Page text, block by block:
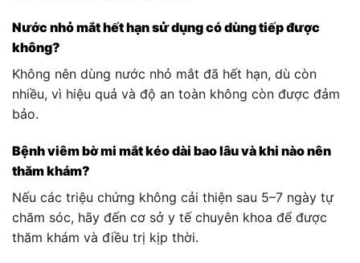
Nước nhỏ mắt hết hạn sử dụng có dùng tiếp được
không?
Không nên dùng nước nhỏ mắt đã hết hạn, dù còn
nhiều, vì hiệu quả và độ an toàn không còn được đảm
bảo.
Bệnh viêm bờ mi mắt kéo dài bao lâu và khi nào nên
thăm khám?
Nếu các triệu chứng không cải thiện sau 5–7 ngày tự
chăm sóc, hãy đến cơ sở y tế chuyên khoa để được
thăm khám và điều trị kịp thời.